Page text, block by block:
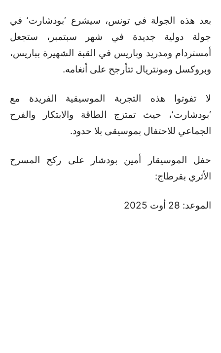
بعد هذه الجولة في تونس، سيشرع ‘بودشارت’ في
جولة دولية جديدة في شهر سبتمبر، ستجعل
أمستردام ومدريد وباريس في القبة الشهيرة بباريس،
وبروكسل ومونتريال تتأرجح على أنغامه.
لا تفوتوا هذه التجربة الموسيقية الفريدة مع
‘بودشارت’، حيث تمتزج الطاقة والابتكار والفرح
الجماعي للاحتفال بموسيقى بلا حدود.
حفل الموسيقار أمين بودشار على ركح المسرح
الأثري بقرطاج:
الموعد: 28 أوت 2025